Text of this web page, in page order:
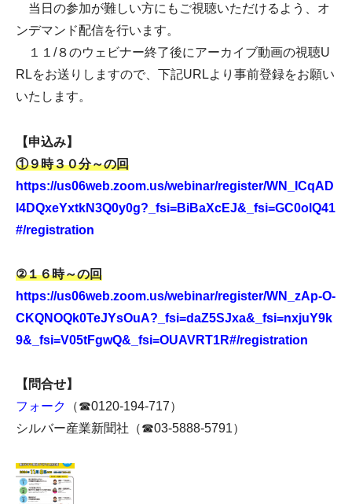
当日の参加が難しい方にもご視聴いただけるよう、オ
ンデマンド配信を行います。
１１/８のウェビナー終了後にアーカイブ動画の視聴U
RLをお送りしますので、下記URLより事前登録をお願い
いたします。
【申込み】
①９時３０分～の回
https://us06web.zoom.us/webinar/register/WN_ICqAD
l4DQxeYxtkN3Q0y0g?_fsi=BiBaXcEJ&_fsi=GC0olQ41
#/registration
②１６時～の回
https://us06web.zoom.us/webinar/register/WN_zAp-O-
CKQNOQk0TeJYsOuA?_fsi=daZ5SJxa&_fsi=nxjuY9k
9&_fsi=V05tFgwQ&_fsi=OUAVRT1R#/registration
【問合せ】
フォーク
（☎0120-194-717）
シルバー産業新聞社（☎03-5888-5791）